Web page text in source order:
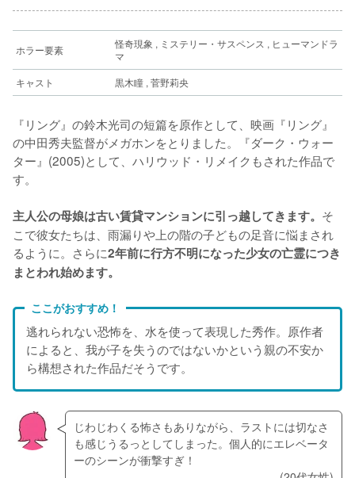
ホラー要素
怪奇現象 , ミステリー・サスペンス , ヒューマンドラ
マ
キャスト
黒木瞳 , 菅野莉央
『リング』の鈴木光司の短篇を原作として、映画『リング』
の中田秀夫監督がメガホンをとりました。『ダーク・ウォー
ター』(2005)として、ハリウッド・リメイクもされた作品で
す。
主人公の母娘は古い賃貸マンションに引っ越してきます。 そ
こで彼女たちは、雨漏りや上の階の子どもの足音に悩まされ
るように。さらに2年前に行方不明になった少女の亡霊につき
まとわれ始めます。
ここがおすすめ！
逃れられない恐怖を、水を使って表現した秀作。原作者
によると、我が子を失うのではないかという親の不安か
ら構想された作品だそうです。
じわじわくる怖さもありながら、ラストには切なさ
も感じうるっとしてしまった。個人的にエレベータ
ーのシーンが衝撃すぎ！